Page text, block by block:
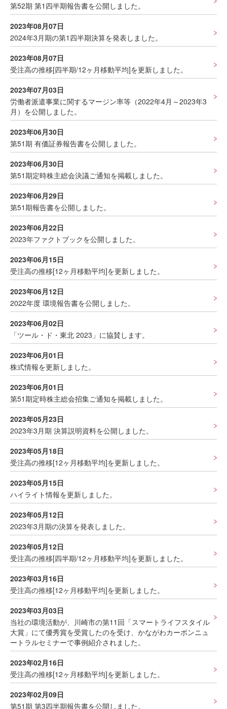
第52期 第1四半期報告書を公開しました。
2023年08月07日
2024年3月期の第1四半期決算を発表しました。
2023年08月07日
受注高の推移[四半期/12ヶ月移動平均]を更新しました。
2023年07月03日
労働者派遣事業に関するマージン率等（2022年4月～2023年3
月）を公開しました。
2023年06月30日
第51期 有価証券報告書を公開しました。
2023年06月30日
第51期定時株主総会決議ご通知を掲載しました。
2023年06月29日
第51期報告書を公開しました。
2023年06月22日
2023年ファクトブックを公開しました。
2023年06月15日
受注高の推移[12ヶ月移動平均]を更新しました。
2023年06月12日
2022年度 環境報告書を公開しました。
2023年06月02日
「ツール・ド・東北 2023」に協賛します。
2023年06月01日
株式情報を更新しました。
2023年06月01日
第51期定時株主総会招集ご通知を掲載しました。
2023年05月23日
2023年3月期 決算説明資料を公開しました。
2023年05月18日
受注高の推移[12ヶ月移動平均]を更新しました。
2023年05月15日
ハイライト情報を更新しました。
2023年05月12日
2023年3月期の決算を発表しました。
2023年05月12日
受注高の推移[四半期/12ヶ月移動平均]を更新しました。
2023年03月16日
受注高の推移[12ヶ月移動平均]を更新しました。
2023年03月03日
当社の環境活動が、川崎市の第11回「スマートライフスタイル
大賞」にて優秀賞を受賞したのを受け、かながわカーボンニュ
ートラルセミナーで事例紹介されました。
2023年02月16日
受注高の推移[12ヶ月移動平均]を更新しました。
2023年02月09日
第51期 第3四半期報告書を公開しました。